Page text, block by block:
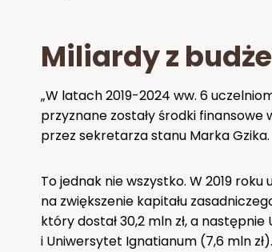
Miliardy z
„W latach 2019-2024 ww. 6
przyznane zostały środki finansowe
przez sekretarza stanu Marka Gzika.
To jednak nie wszystko. W 2019
na zwiększenie kapitału
który dostał 30,2 mln zł, a
i Uniwersytet Ignatianum (7,6 mln zł).